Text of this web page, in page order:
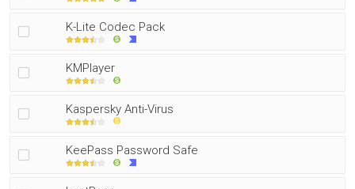
K-Lite Codec Pack
KMPlayer
Kaspersky Anti-Virus
KeePass Password Safe